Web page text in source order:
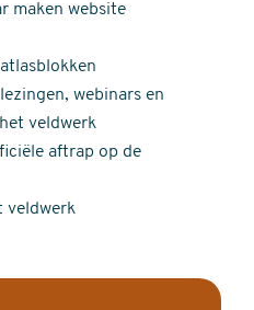
maken website
webinars en
veldwerk
aftrap op de
veldwerk